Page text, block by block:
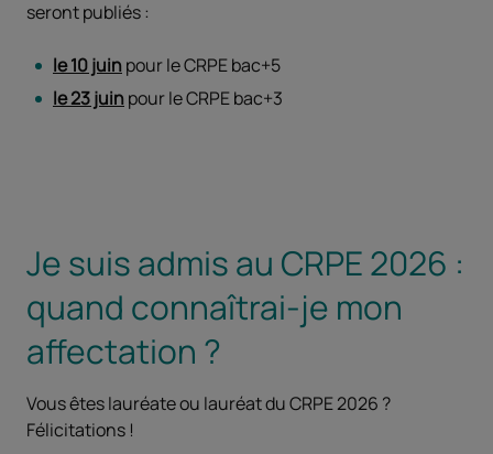
seront publiés :
le 10 juinpour le CRPE bac+5
le 23 juinpour le CRPE bac+3
Je suis admis au CRPE 2026 :
quand connaîtrai-je mon
affectation ?
Vous êtes lauréate ou lauréat du CRPE 2026 ?
Félicitations !